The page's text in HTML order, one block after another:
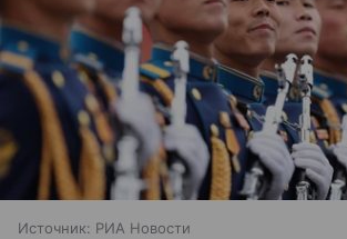
Источник: РИА Новости